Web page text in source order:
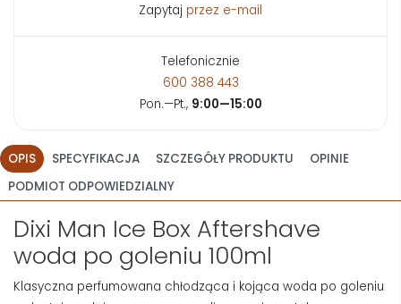
Zapytaj przez e-mail
Telefonicznie
600 388 443
Pon.—Pt., 9:00—15:00
OPIS SPECYFIKACJA SZCZEGÓŁY PRODUKTU
OPINIE
PODMIOT ODPOWIEDZIALNY
Dixi Man Ice Box Aftershave
woda po goleniu 100ml
Klasyczna perfumowana chłodząca i kojąca woda po goleniu